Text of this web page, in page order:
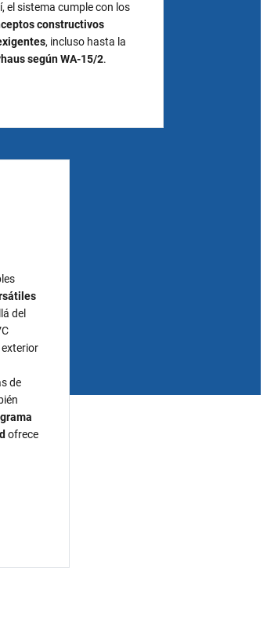
el sistema cumple con los
constructivos
, incluso hasta la
según WA‑15/2.
del
exterior
de
ofrece